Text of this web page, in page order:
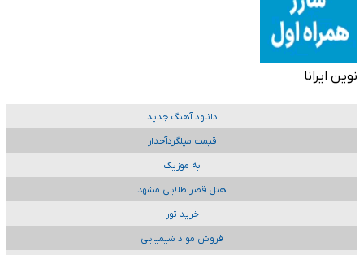
نوین ایرانا
دانلود آهنگ جدید
قیمت میلگردآجدار
به موزیک
هتل قصر طلایی مشهد
خرید تور
فروش مواد شیمیایی